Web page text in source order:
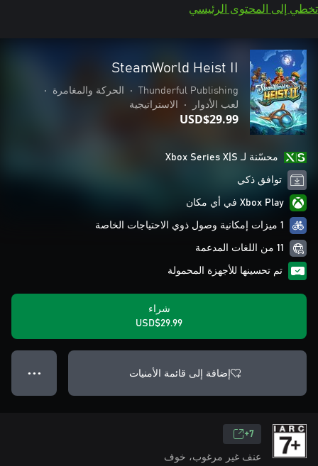
تخطي إلى المحتوى الرئيسي
SteamWorld Heist II
Thunderful Publishing
• الحركة والمغامرة
•
لعب الأدوار
• الاستراتيجية
USD$29.99
محسّنة لـ Xbox Series X|S
توافق ذكي
Xbox Play في أي مكان
1 ميزات إمكانية وصول ذوي الاحتياجات الخاصة
11 من اللغات المدعمة
تم تحسينها للأجهزة المحمولة
شراء
USD$29.99
إضافة إلى قائمة الأمنيات ● ● ●
7+
عنف غير مرغوب، خوف